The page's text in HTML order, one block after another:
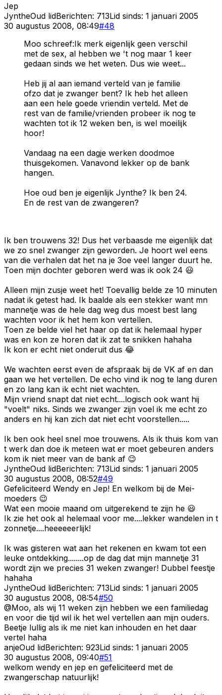
Jep
JyntheOud lidBerichten: 713Lid sinds: 1 januari 2005
30 augustus 2008, 08:49#48
Moo schreef:Ik merk eigenlijk geen verschil
met de sex, al hebben we 't nog maar 1 keer
gedaan sinds we het weten. Dus wie weet...
Heb jij al aan iemand verteld van je familie
ofzo dat je zwanger bent? Ik heb het alleen
aan een hele goede vriendin verteld. Met de
rest van de familie/vrienden probeer ik nog te
wachten tot ik 12 weken ben, is wel moeilijk
hoor!
Vandaag na een dagje werken doodmoe
thuisgekomen. Vanavond lekker op de bank
hangen.
Hoe oud ben je eigenlijk Jynthe? Ik ben 24.
En de rest van de zwangeren?
Ik ben trouwens 32! Dus het verbaasde me eigenlijk dat
we zo snel zwanger zijn geworden. Je hoort wel eens
van die verhalen dat het na je 3oe veel langer duurt he.
Toen mijn dochter geboren werd was ik ook 24 😃
Alleen mijn zusje weet het! Toevallig belde ze 10 minuten
nadat ik getest had. Ik baalde als een stekker want mn
mannetje was de hele dag weg dus moest best lang
wachten voor ik het hem kon vertellen.
Toen ze belde viel het haar op dat ik helemaal hyper
was en kon ze horen dat ik zat te snikken hahaha
Ik kon er echt niet onderuit dus 😂
We wachten eerst even de afspraak bij de VK af en dan
gaan we het vertellen. De echo vind ik nog te lang duren
en zo lang kan ik echt niet wachten.
Mijn vriend snapt dat niet echt....logisch ook want hij
"voelt" niks. Sinds we zwanger zijn voel ik me echt zo
anders en hij kan zich dat niet echt voorstellen.....
Ik ben ook heel snel moe trouwens. Als ik thuis kom van
t werk dan doe ik meteen wat er moet gebeuren anders
kom ik niet meer van de bank af 😉
JyntheOud lidBerichten: 713Lid sinds: 1 januari 2005
30 augustus 2008, 08:52#49
Gefeliciteerd Wendy en Jep! En welkom bij de Mei-
moeders 😉
Wat een mooie maand om uitgerekend te zijn he 😃
Ik zie het ook al helemaal voor me....lekker wandelen in t
zonnetje....heeeeeerlijk!
Ik was gisteren wat aan het rekenen en kwam tot een
leuke ontdekking........op de dag dat mijn mannetje 31
wordt zijn we precies 31 weken zwanger! Dubbel feestje
hahaha
JyntheOud lidBerichten: 713Lid sinds: 1 januari 2005
30 augustus 2008, 08:54#50
@Moo, als wij 11 weken zijn hebben we een familiedag
en voor die tijd wil ik het wel vertellen aan mijn ouders.
Beetje lullig als ik me niet kan inhouden en het daar
vertel haha
anjeOud lidBerichten: 923Lid sinds: 1 januari 2005
30 augustus 2008, 09:40#51
welkom wendy en jep en gefeliciteerd met de
zwangerschap natuurlijk!